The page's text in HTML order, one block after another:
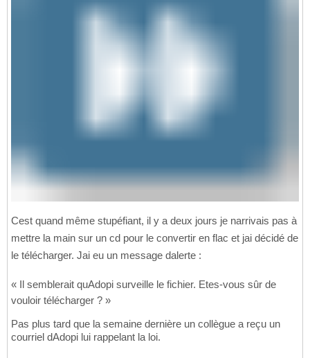
Cest quand même stupéfiant, il y a deux jours je narrivais pas à
mettre la main sur un cd pour le convertir en flac et jai décidé de
le télécharger. Jai eu un message dalerte :
« Il semblerait quAdopi surveille le fichier. Etes-vous sûr de
vouloir télécharger ? »
Pas plus tard que la semaine dernière un collègue a reçu un
courriel dAdopi lui rappelant la loi.